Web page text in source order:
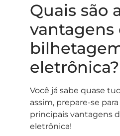
Quais são
vantagens
eletrônica?
Você já sabe quase
assim, prepare-se
principais vantagens
eletrônica!